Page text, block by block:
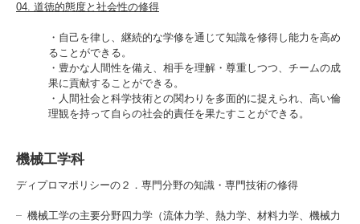
2. 工学院大学ヒストリー
04. 道徳的態度と社会性の修得
・自己を律し、継続的な学修を通じて知識を修得し能力を高め
ることができる。
・豊かな人間性を備え、相手を理解・尊重しつつ、チームの成
果に貢献することができる。
・人間社会と科学技術との関わりを多面的に捉えられ、高い倫
理観を持って自らの社会的責任を果たすことができる。
機械工学科
ディプロマポリシーの２．専門分野の知識・専門技術の修得
機械工学の主要分野四力学（流体力学、熱力学、材料力学、機械力